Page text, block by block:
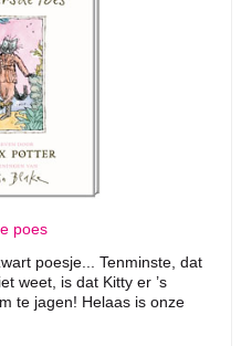
poes
poesje... Tenminste, dat
weet, is dat Kitty er ’s
te jagen! Helaas is onze